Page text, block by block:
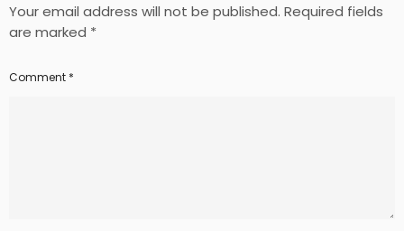
Your email address will not be published. Required fields
are marked *
Comment *